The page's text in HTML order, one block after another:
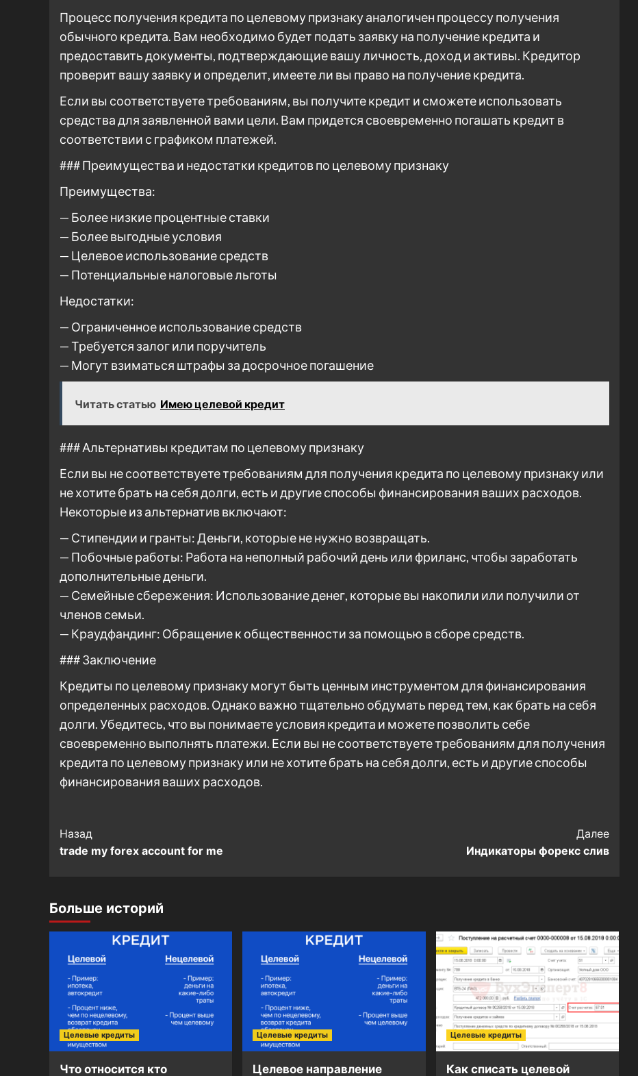
Процесс получения кредита по целевому признаку аналогичен процессу получения
обычного кредита. Вам необходимо будет подать заявку на получение кредита и
предоставить документы, подтверждающие вашу личность, доход и активы. Кредитор
проверит вашу заявку и определит, имеете ли вы право на получение кредита.
Если вы соответствуете требованиям, вы получите кредит и сможете использовать
средства для заявленной вами цели. Вам придется своевременно погашать кредит в
соответствии с графиком платежей.
### Преимущества и недостатки кредитов по целевому признаку
Преимущества:
— Более низкие процентные ставки
— Более выгодные условия
— Целевое использование средств
— Потенциальные налоговые льготы
Недостатки:
— Ограниченное использование средств
— Требуется залог или поручитель
— Могут взиматься штрафы за досрочное погашение
Читать статью Имею целевой кредит
### Альтернативы кредитам по целевому признаку
Если вы не соответствуете требованиям для получения кредита по целевому признаку или
не хотите брать на себя долги, есть и другие способы финансирования ваших расходов.
Некоторые из альтернатив включают:
— Стипендии и гранты: Деньги, которые не нужно возвращать.
— Побочные работы: Работа на неполный рабочий день или фриланс, чтобы заработать
дополнительные деньги.
— Семейные сбережения: Использование денег, которые вы накопили или получили от
членов семьи.
— Краудфандинг: Обращение к общественности за помощью в сборе средств.
### Заключение
Кредиты по целевому признаку могут быть ценным инструментом для финансирования
определенных расходов. Однако важно тщательно обдумать перед тем, как брать на себя
долги. Убедитесь, что вы понимаете условия кредита и можете позволить себе
своевременно выполнять платежи. Если вы не соответствуете требованиям для получения
кредита по целевому признаку или не хотите брать на себя долги, есть и другие способы
финансирования ваших расходов.
Post
Navigation
Назад
trade my forex account for me
Далее
Индикаторы форекс слив
Больше историй
Целевые кредиты
Что относится кто
Целевые кредиты
Целевое направление
Целевые кредиты
Как списать целевой